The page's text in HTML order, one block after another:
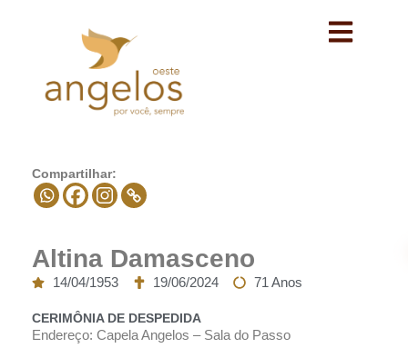
Compartilhar:
Altina Damasceno
14/04/1953 19/06/2024 71 Anos
CERIMÔNIA DE DESPEDIDA
Endereço: Capela Angelos – Sala do Passo